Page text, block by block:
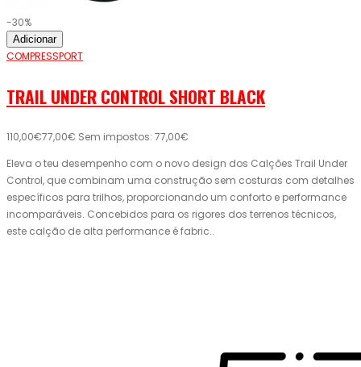
-30%
Adicionar
COMPRESSPORT
TRAIL UNDER CONTROL SHORT BLACK
110,00€77,00€ Sem impostos: 77,00€
Eleva o teu desempenho com o novo design dos Calções Trail Under
Control, que combinam uma construção sem costuras com detalhes
específicos para trilhos, proporcionando um conforto e performance
incomparáveis. Concebidos para os rigores dos terrenos técnicos,
este calção de alta performance é fabric..